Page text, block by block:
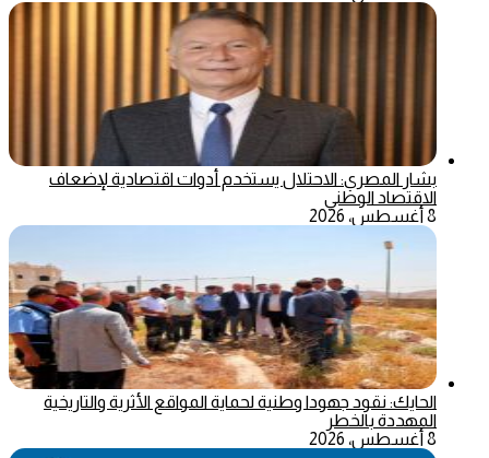
بشار المصري: الاحتلال يستخدم أدوات اقتصادية لإضعاف
الاقتصاد الوطني
8 أغسطس، 2026
الحايك: نقود جهودا وطنية لحماية المواقع الأثرية والتاريخية
المهددة بالخطر
8 أغسطس، 2026